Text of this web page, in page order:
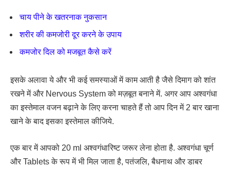
चाय पीने के खतरनाक नुकसान
शरीर की कमजोरी दूर करने के उपाय
कमजोर दिल को मजबूत कैसे करें
इसके अलावा ये और भी कई समस्याओं में काम आती है जैसे दिमाग को शांत
रखने में और Nervous System को मज़बूत बनाने में. अगर आप अश्वगंधा
का इस्तेमाल वजन बढ़ाने के लिए करना चाहते हैं तो आप दिन में 2 बार खाना
खाने के बाद इसका इस्तेमाल कीजिये.
एक बार में आपको 20 ml अश्वगंधारिष्ट जरूर लेना होता है. अश्वगंधा चूर्ण
और Tablets के रूप में भी मिल जाता है, पतंजलि, बैधनाथ और डाबर